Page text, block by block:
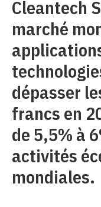
Cleantech
marché
dépasser
francs en
de 5,5% à
activités
mondiales.